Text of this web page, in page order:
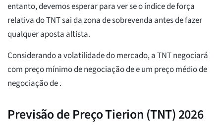
entanto, devemos esperar para ver se o índice de força
relativa do TNT sai da zona de sobrevenda antes de fazer
qualquer aposta altista.
Considerando a volatilidade do mercado, a TNT negociará
com preço mínimo de negociação dee um preço médio de
negociação de.
Previsão de Preço Tierion (TNT) 2026